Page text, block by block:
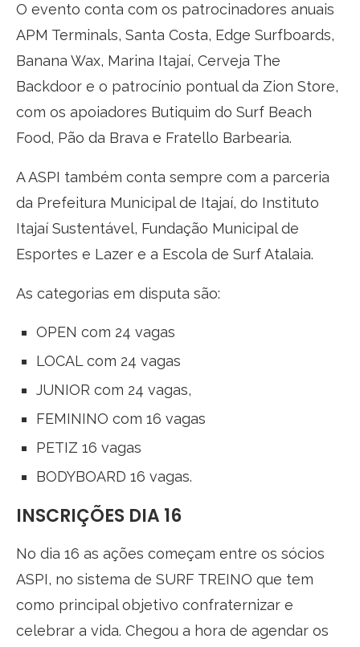
O evento conta com os patrocinadores anuais
APM Terminals, Santa Costa, Edge Surfboards,
Banana Wax, Marina Itajaí, Cerveja The
Backdoor e o patrocínio pontual da Zion Store,
com os apoiadores Butiquim do Surf Beach
Food, Pão da Brava e Fratello Barbearia.
A ASPI também conta sempre com a parceria
da Prefeitura Municipal de Itajaí, do Instituto
Itajaí Sustentável, Fundação Municipal de
Esportes e Lazer e a Escola de Surf Atalaia.
As categorias em disputa são:
OPEN com 24 vagas
LOCAL com 24 vagas
JUNIOR com 24 vagas,
FEMININO com 16 vagas
PETIZ 16 vagas
BODYBOARD 16 vagas.
INSCRIÇÕES DIA 16
No dia 16 as ações começam entre os sócios
ASPI, no sistema de SURF TREINO que tem
como principal objetivo confraternizar e
celebrar a vida. Chegou a hora de agendar os